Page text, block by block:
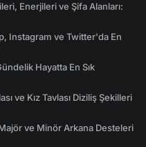
Enerjileri ve Şifa Alanları:
Instagram ve Twitter'da En
Hayatta En Sık
ve Kız Tavlası Diziliş Şekilleri
ve Minör Arkana Desteleri